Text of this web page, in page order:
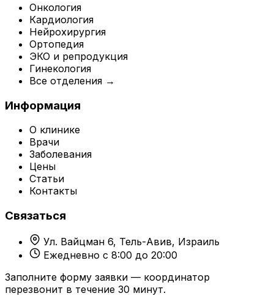
Онкология
Кардиология
Нейрохирургия
Ортопедия
ЭКО и репродукция
Гинекология
Все отделения →
Информация
О клинике
Врачи
Заболевания
Цены
Статьи
Контакты
Связаться
Ул. Вайцман 6, Тель-Авив, Израиль
Ежедневно с 8:00 до 20:00
Заполните форму заявки — координатор
перезвонит в течение 30 минут.